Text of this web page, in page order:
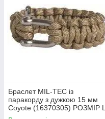
Браслет MIL-TEC із
паракорду з дужкою 15 мм
Coyote (16370305) РОЗМІР L